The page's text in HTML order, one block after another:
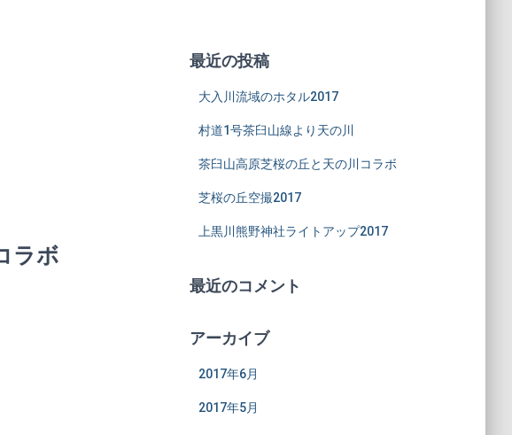
ラボ
最近の投稿
大入川流域のホタル2017
村道1号茶臼山線より天の川
茶臼山高原芝桜の丘と天の川コラボ
芝桜の丘空撮2017
上黒川熊野神社ライトアップ2017
最近のコメント
アーカイブ
2017年6月
2017年5月